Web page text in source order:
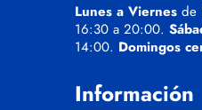
Lunes a Viernes de
16:30 a 20:00.
14:00. Domingos
Información